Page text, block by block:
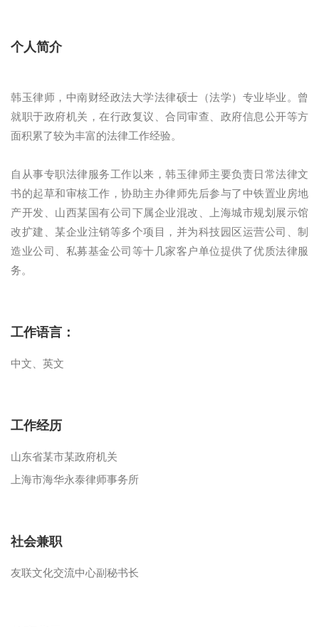
个人简介
韩玉律师，中南财经政法大学法律硕士（法学）专业毕业。曾
就职于政府机关，在行政复议、合同审查、政府信息公开等方
面积累了较为丰富的法律工作经验。
自从事专职法律服务工作以来，韩玉律师主要负责日常法律文
书的起草和审核工作，协助主办律师先后参与了中铁置业房地
产开发、山西某国有公司下属企业混改、上海城市规划展示馆
改扩建、某企业注销等多个项目，并为科技园区运营公司、制
造业公司、私募基金公司等十几家客户单位提供了优质法律服
务。
工作语言：
中文、英文
工作经历
山东省某市某政府机关
上海市海华永泰律师事务所
社会兼职
友联文化交流中心副秘书长